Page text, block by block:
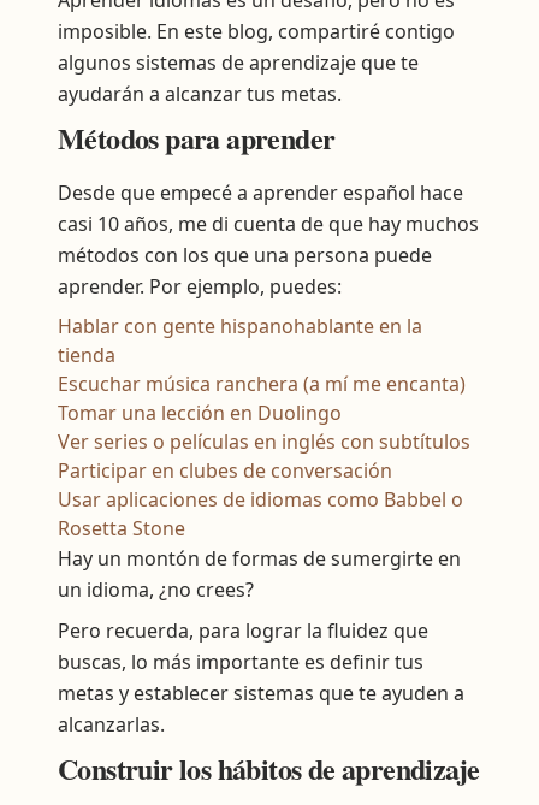
imposible. En este blog, compartiré contigo
algunos sistemas de aprendizaje que te
ayudarán a alcanzar tus metas.
Métodos para aprender
Desde que empecé a aprender español hace
casi 10 años, me di cuenta de que hay muchos
métodos con los que una persona puede
aprender. Por ejemplo, puedes:
Hablar con gente hispanohablante en la
tienda
Escuchar música ranchera (a mí me encanta)
Tomar una lección en Duolingo
Ver series o películas en inglés con subtítulos
Participar en clubes de conversación
Usar aplicaciones de idiomas como Babbel o
Rosetta Stone
Hay un montón de formas de sumergirte en
un idioma, ¿no crees?
Pero recuerda, para lograr la fluidez que
buscas, lo más importante es definir tus
metas y establecer sistemas que te ayuden a
alcanzarlas.
Construir los hábitos de aprendizaje